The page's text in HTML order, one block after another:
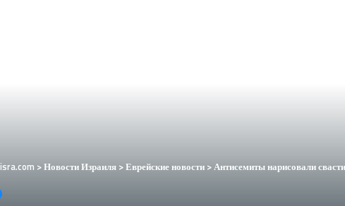
>Новости Израиля >Еврейские новости >Антисемиты нарисовали